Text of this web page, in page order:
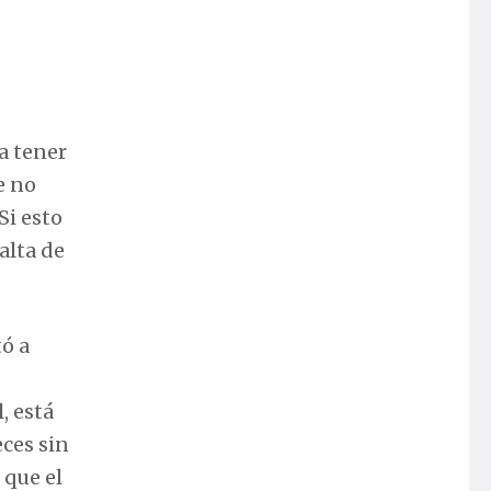
tener
no
esto
de
a
está
sin
el